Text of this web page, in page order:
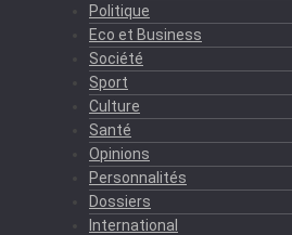
Politique
Eco et Business
Société
Sport
Culture
Santé
Opinions
Personnalités
Dossiers
International